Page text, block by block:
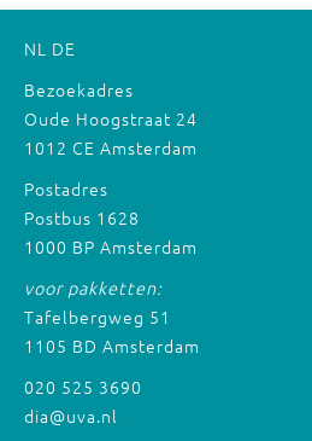
NL DE
Bezoekadres
Oude Hoogstraat 24
1012 CE Amsterdam
Postadres
Postbus 1628
1000 BP Amsterdam
voor pakketten:
Tafelbergweg 51
1105 BD Amsterdam
020 525 3690
dia@uva.nl